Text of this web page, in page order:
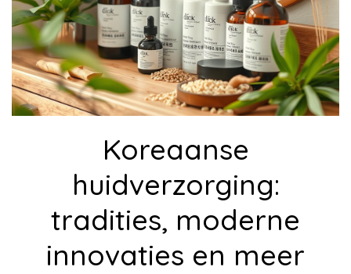
Koreaanse
huidverzorging:
tradities, moderne
innovaties en meer